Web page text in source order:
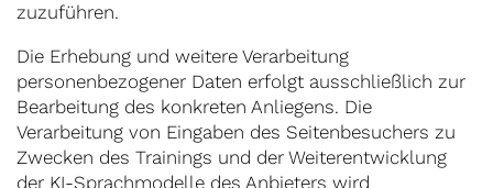
zuzuführen.
Die Erhebung und weitere Verarbeitung
personenbezogener Daten erfolgt ausschließlich zur
Bearbeitung des konkreten Anliegens. Die
Verarbeitung von Eingaben des Seitenbesuchers zu
Zwecken des Trainings und der Weiterentwicklung
der KI-Sprachmodelle des Anbieters wird